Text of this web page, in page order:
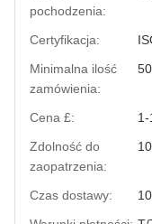
pochodzenia:
Certyfikacja:
Minimalna ilość
zamówienia:
Cena £:
1-
Zdolność do
zaopatrzenia:
Czas dostawy: